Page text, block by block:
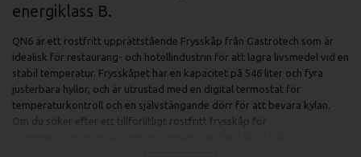
energiklass B.
QN6 är ett rostfritt upprättstående Frysskåp från Gastrotech som är
idealisk för restaurang- och hotellindustrin för att lagra livsmedel vid en
stabil temperatur. Frysskåpet har en kapacitet på 546 liter och fyra
justerbara hyllor, och är utrustad med en digital termostat för
temperaturkontroll och en självstängande dörr för att bevara kylan.
Om du söker efter ett tillförlitligt rostfritt frysskåp för